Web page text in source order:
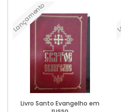
Lançamento
Livro Santo Evangelho em